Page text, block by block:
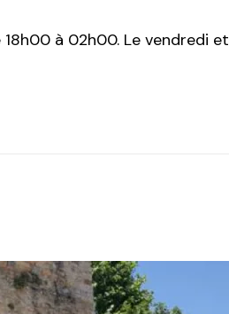
à 02h00. Le vendredi et